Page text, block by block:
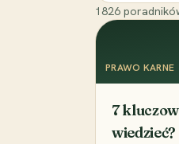
1826
PRAWO KARNE
7
wiedzieć?